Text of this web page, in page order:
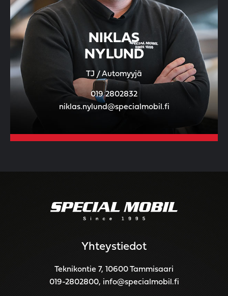
NIKLAS
NYLUND
TJ / Automyyjä
019 2802832
niklas.nylund@specialmobil.fi
Yhteystiedot
Teknikontie 7, 10600 Tammisaari
019-2802800, info@specialmobil.fi